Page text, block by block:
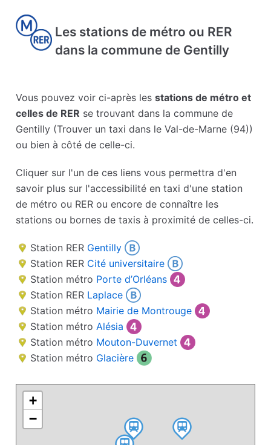
Les stations de métro ou RER
dans la commune de Gentilly
Vous pouvez voir ci-après lesstations de métro et
celles de RER se trouvant dans la commune de
Gentilly (Trouver un taxi dans le Val-de-Marne (94))
ou bien à côté de celle-ci.
Cliquer sur l'un de ces liens vous permettra d'en
savoir plus sur l'accessibilité en taxi d'une station
de métro ou RER ou encore de connaître les
stations ou bornes de taxis à proximité de celles-ci.
Station RER Gentilly
Station RER Cité universitaire
Station métro Porte d’Orléans
Station RER Laplace
Station métro Mairie de Montrouge
Station métro Alésia
Station métro Mouton-Duvernet
Station métro Glacière
+
−